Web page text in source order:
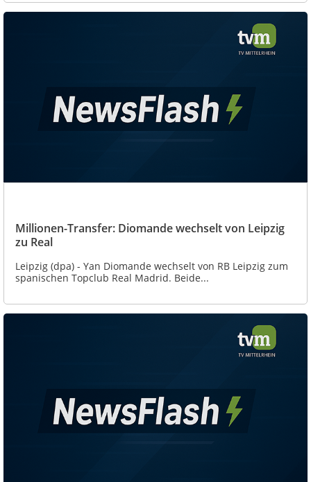
Millionen-Transfer: Diomande wechselt von Leipzig
zu Real
Leipzig (dpa) - Yan Diomande wechselt von RB Leipzig zum
spanischen Topclub Real Madrid. Beide...